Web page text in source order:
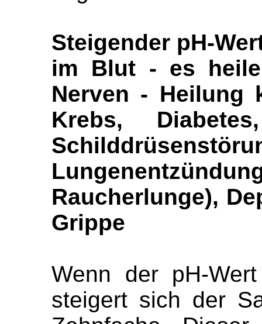
Steigender pH-
im Blut - es
Nerven - Heilung
Krebs,
Raucherlunge),
Grippe
Wenn der pH-
steigert sich der